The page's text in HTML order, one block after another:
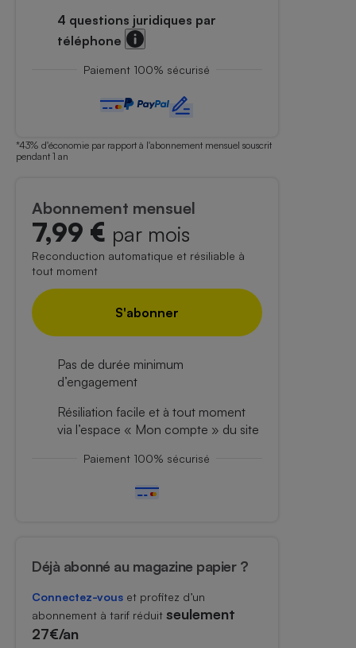
4 questions juridiques par
téléphone
Paiement 100% sécurisé
Abonnement mensuel
7,99 € par mois
Reconduction automatique et résiliable à
tout moment
S'abonner
Pas de durée minimum
d’engagement
Résiliation facile et à tout moment
via l’espace « Mon compte » du site
Paiement 100% sécurisé
Déjà abonné au magazine papier ?
Connectez-vous et profitez d’un
abonnement à tarif réduit seulement
27€/an